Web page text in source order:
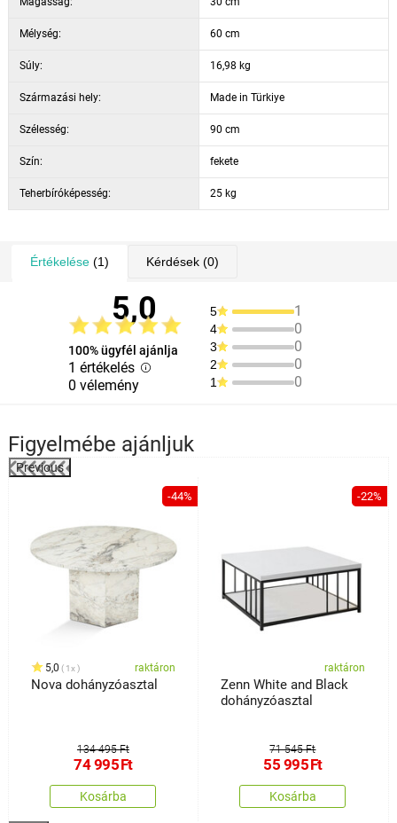
Mélység: 60 cm
Súly: 16,98 kg
Származási hely: Made in Türkiye
Szélesség: 90 cm
Szín: fekete
Teherbíróképesség: 25 kg
Értékelése(1) Kérdések(0)
5,0
100% ügyfél ajánlja
1 értékelés
0 vélemény
5 1
4 0
3 0
2 0
1 0
Figyelmébe ajánljuk
Previous
-44%
5,0 1x raktáron
Nova dohányzóasztal
134 495 Ft
74 995Ft
Kosárba
-22%
raktáron
Zenn White and Black
dohányzóasztal
71 545 Ft
55 995Ft
Kosárba